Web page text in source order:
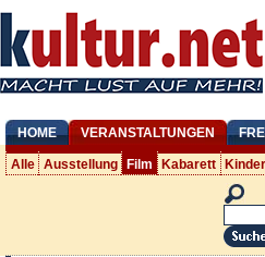
HOME VERANSTALTUNGEN
Alle Ausstellung Film Kabarett Kinder